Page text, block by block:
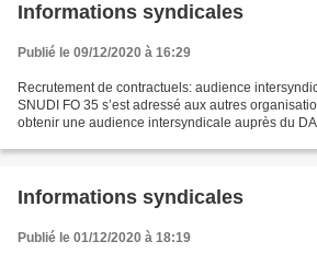
Informations syndicales
Publié le 09/12/2020 à 16:29
Recrutement de contractuels: audience
SNUDI FO 35 s’est adressé aux autres
obtenir une audience intersyndicale auprès du
Informations syndicales
Publié le 01/12/2020 à 18:19